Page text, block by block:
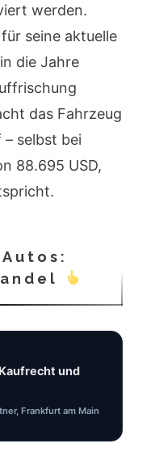
werden.
seine aktuelle
die Jahre
das Fahrzeug
selbst bei
88.695 USD,
und
Frankfurt am Main